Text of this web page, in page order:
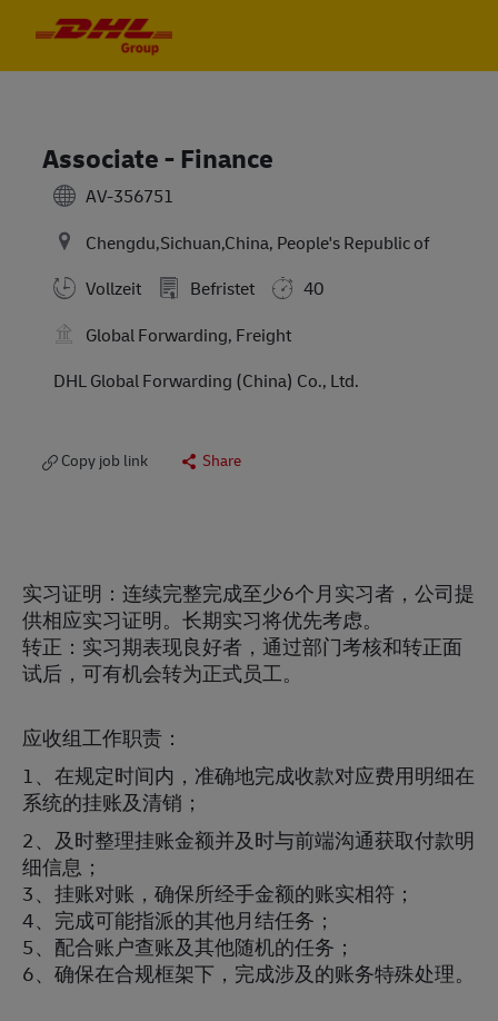
Associate - Finance
AV-356751
Chengdu,Sichuan,China, People's Republic of
Vollzeit
Befristet
40
Global Forwarding, Freight
DHL Global Forwarding (China) Co., Ltd.
Copy job link Share
实习证明：连续完整完成至少6个月实习者，公司提
供相应实习证明。长期实习将优先考虑。
转正：实习期表现良好者，通过部门考核和转正面
试后，可有机会转为正式员工。
应收组工作职责：
1、在规定时间内，准确地完成收款对应费用明细在
系统的挂账及清销；
2、及时整理挂账金额并及时与前端沟通获取付款明
细信息；
3、挂账对账，确保所经手金额的账实相符；
4、完成可能指派的其他月结任务；
5、配合账户查账及其他随机的任务；
6、确保在合规框架下，完成涉及的账务特殊处理。